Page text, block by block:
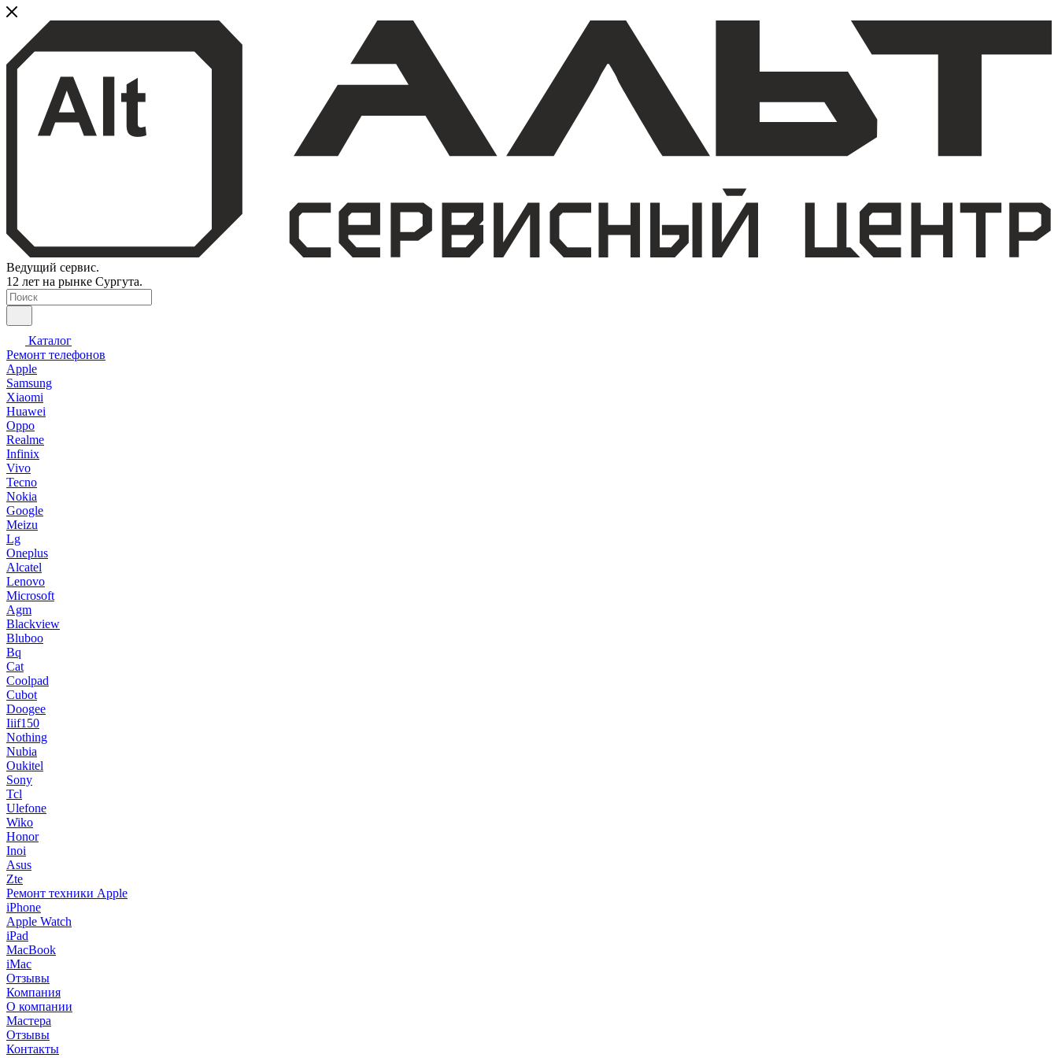
Ведущий сервис.
12 лет на рынке Сургута.
Каталог
Ремонт телефонов
Apple
Samsung
Xiaomi
Huawei
Oppo
Realme
Infinix
Vivo
Tecno
Nokia
Google
Meizu
Lg
Oneplus
Alcatel
Lenovo
Microsoft
Agm
Blackview
Bluboo
Bq
Cat
Coolpad
Cubot
Doogee
Iiif150
Nothing
Nubia
Oukitel
Sony
Tcl
Ulefone
Wiko
Honor
Inoi
Asus
Zte
Ремонт техники Apple
iPhone
Apple Watch
iPad
MacBook
iMac
Отзывы
Компания
О компании
Мастера
Отзывы
Контакты